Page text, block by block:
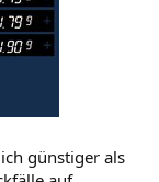
günstiger als